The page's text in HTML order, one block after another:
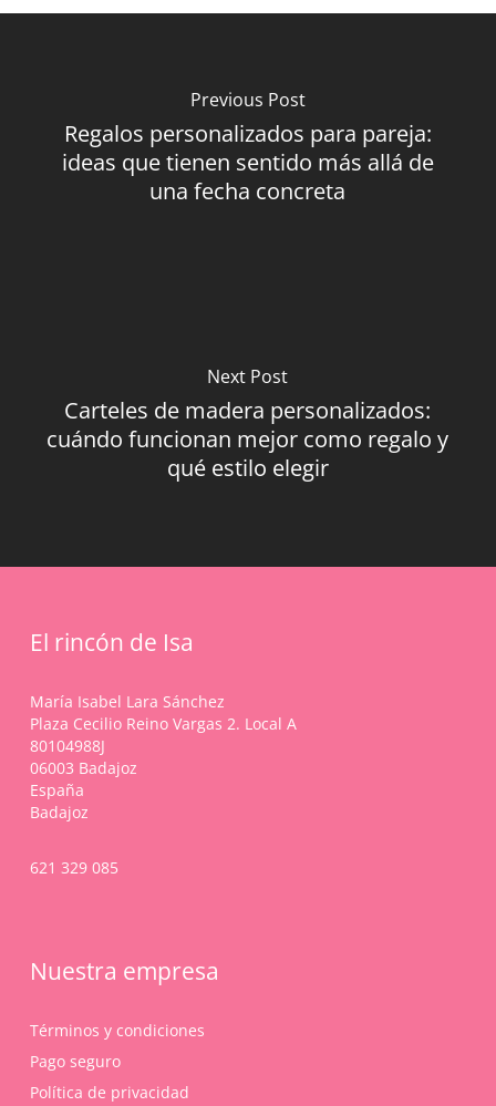
Previous Post
Regalos personalizados para pareja:
ideas que tienen sentido más allá de
una fecha concreta
Next Post
Carteles de madera personalizados:
cuándo funcionan mejor como regalo y
qué estilo elegir
El rincón de Isa
María Isabel Lara Sánchez
Plaza Cecilio Reino Vargas 2. Local A
80104988J
06003 Badajoz
España
Badajoz
621 329 085
Nuestra empresa
Términos y condiciones
Pago seguro
Política de privacidad